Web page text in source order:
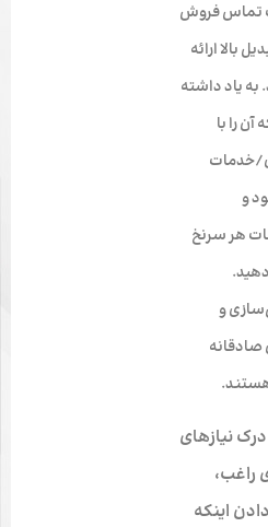
تماس فروش
بالا ارائه
یاد داشته
آن را با
خدمات
و
هر سرنخ
و
نیازهای
راغب،
اینکه